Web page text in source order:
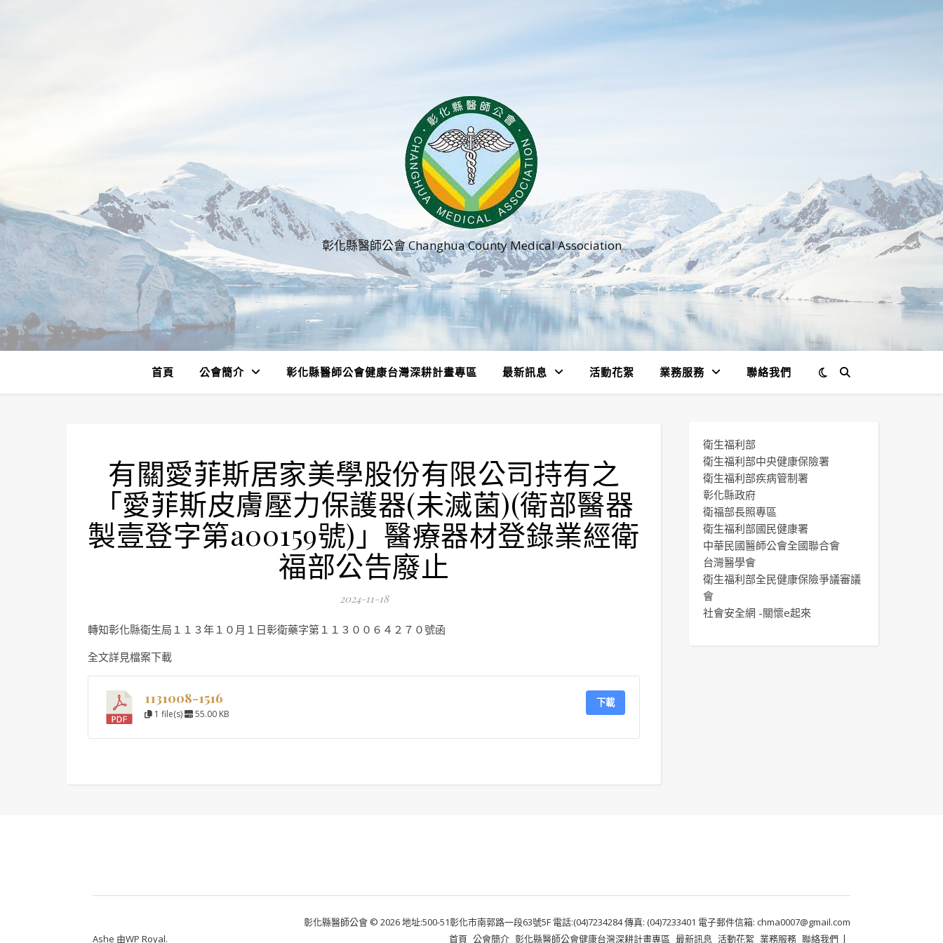
彰化縣醫師公會 Changhua County Medical Association
首頁 公會簡介 彰化縣醫師公會健康台灣深耕計畫專區 最新訊息 活動花絮 業務服務 聯絡我們
有關愛菲斯居家美學股份有限公司持有之
「愛菲斯皮膚壓力保護器(未滅菌)(衛部醫器
製壹登字第a00159號)」醫療器材登錄業經衛
福部公告廢止
2024-11-18
轉知彰化縣衛生局１１３年１０月１日彰衛藥字第１１３００６４２７０號函
全文詳見檔案下載
1131008-1516
1 file(s) 55.00 KB
下載
衛生福利部
衛生福利部中央健康保險署
衛生福利部疾病管制署
彰化縣政府
衛福部長照專區
衛生福利部國民健康署
中華民國醫師公會全國聯合會
台灣醫學會
衛生福利部全民健康保險爭議審議
會
社會安全網 -關懷e起來
彰化縣醫師公會 © 2026 地址:500-51彰化市南郭路一段63號5F 電話:(04)7234284 傳真: (04)7233401 電子郵件信箱: chma0007@gmail.com
首頁 公會簡介 彰化縣醫師公會健康台灣深耕計畫專區 最新訊息 活動花絮 業務服務 聯絡我們
Ashe 由WP Royal.